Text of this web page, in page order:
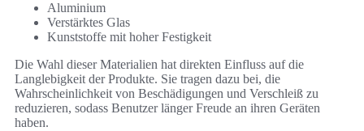
Aluminium
Verstärktes Glas
Kunststoffe mit hoher Festigkeit
Die Wahl dieser Materialien hat direkten Einfluss auf die
Langlebigkeit der Produkte. Sie tragen dazu bei, die
Wahrscheinlichkeit von Beschädigungen und Verschleiß zu
reduzieren, sodass Benutzer länger Freude an ihren Geräten
haben.